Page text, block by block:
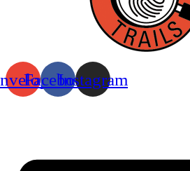
FacebookInstagram